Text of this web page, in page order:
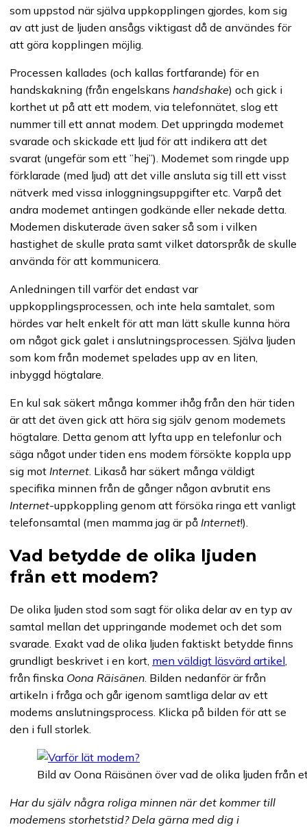
som uppstod när själva uppkopplingen gjordes, kom sig
av att just de ljuden ansågs viktigast då de användes för
att göra kopplingen möjlig.
Processen kallades (och kallas fortfarande) för en
handskakning (från engelskans handshake) och gick i
korthet ut på att ett modem, via telefonnätet, slog ett
nummer till ett annat modem. Det uppringda modemet
svarade och skickade ett ljud för att indikera att det
svarat (ungefär som ett ”hej”). Modemet som ringde upp
förklarade (med ljud) att det ville ansluta sig till ett visst
nätverk med vissa inloggningsuppgifter etc. Varpå det
andra modemet antingen godkände eller nekade detta.
Modemen diskuterade även saker så som i vilken
hastighet de skulle prata samt vilket datorspråk de skulle
använda för att kommunicera.
Anledningen till varför det endast var
uppkopplingsprocessen, och inte hela samtalet, som
hördes var helt enkelt för att man lätt skulle kunna höra
om något gick galet i anslutningsprocessen. Själva ljuden
som kom från modemet spelades upp av en liten,
inbyggd högtalare.
En kul sak säkert många kommer ihåg från den här tiden
är att det även gick att höra sig själv genom modemets
högtalare. Detta genom att lyfta upp en telefonlur och
säga något under tiden ens modem försökte koppla upp
sig mot Internet . Likaså har säkert många väldigt
specifika minnen från de gånger någon avbrutit ens
Internet-uppkoppling genom att försöka ringa ett vanligt
telefonsamtal (men mamma jag är på Internet!).
Vad betydde de olika ljuden
från ett modem?
De olika ljuden stod som sagt för olika delar av en typ av
samtal mellan det uppringande modemet och det som
svarade. Exakt vad de olika ljuden faktiskt betydde finns
grundligt beskrivet i en kort, men väldigt läsvärd artikel
från finska Oona Räisänen . Bilden nedanför är från
artikeln i fråga och går igenom samtliga delar av ett
modems anslutningsprocess. Klicka på bilden för att se
den i full storlek.
Bild av Oona Räisänen över vad de olika ljuden
Har du själv några roliga minnen när det kommer till
modemens storhetstid? Dela gärna med dig i